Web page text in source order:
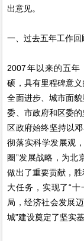
出意见。
一、过去五年工作回
2007年以来的五年
硕，具有里程碑意
全面进步、城市面
委、市政府和区委
区政府始终坚持以
彻落实科学发展观
圈”发展战略，为北
做出了重要贡献，
大任务，实现了“十
局，经济社会发展
城”建设奠定了坚实基